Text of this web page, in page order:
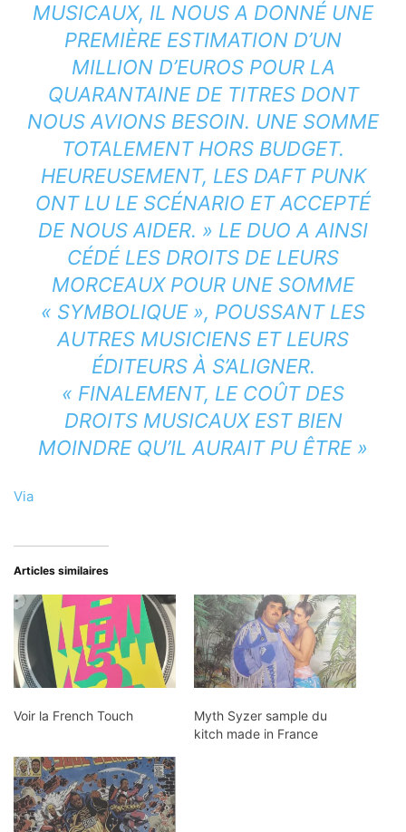
MUSICAUX, IL NOUS A DONNÉ UNE
PREMIÈRE ESTIMATION D’UN
MILLION D’EUROS POUR LA
QUARANTAINE DE TITRES DONT
NOUS AVIONS BESOIN. UNE SOMME
TOTALEMENT HORS BUDGET.
HEUREUSEMENT, LES DAFT PUNK
ONT LU LE SCÉNARIO ET ACCEPTÉ
DE NOUS AIDER. » LE DUO A AINSI
CÉDÉ LES DROITS DE LEURS
MORCEAUX POUR UNE SOMME
« SYMBOLIQUE », POUSSANT LES
AUTRES MUSICIENS ET LEURS
ÉDITEURS À S’ALIGNER.
« FINALEMENT, LE COÛT DES
DROITS MUSICAUX EST BIEN
MOINDRE QU’IL AURAIT PU ÊTRE »
Via
Articles similaires
Voir la French Touch
Myth Syzer sample du
kitch made in France